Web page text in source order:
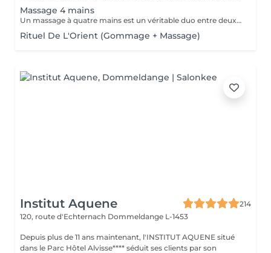
Massage 4 mains
Un massage à quatre mains est un véritable duo entre deux praticiens, les mêmes régions sont massées simultanément : Ils travaillent en harmonie et en synergie totale sur les mêmes zones du corps au même moment, et en synchronisant leurs mouvements de façon très précise.
Rituel De L'Orient (Gommage + Massage)
Institut Aquene
214
120, route d'Echternach Dommeldange L-1453
Depuis plus de 11 ans maintenant, l'INSTITUT AQUENE situé
dans le Parc Hôtel Alvisse**** séduit ses clients par son